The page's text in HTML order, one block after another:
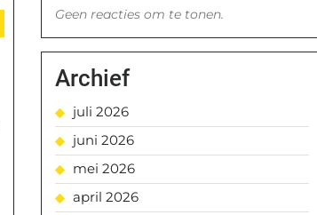
Geen reacties om te tonen.
Archief
juli 2026
juni 2026
mei 2026
april 2026